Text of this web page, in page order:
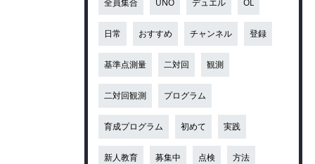
全員集合 UNO デュエル OL
日常 おすすめ チャンネル 登録
基準点測量 二対回 観測
二対回観測 プログラム
育成プログラム 初めて 実践
新人教育 募集中 点検 方法